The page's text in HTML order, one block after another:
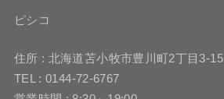
ピシコ
住所 : 北海道苫小牧市豊川町2丁目3-15
TEL : 0144-72-6767